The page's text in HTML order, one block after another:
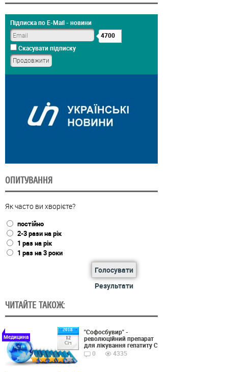
Підписка по E-Mail - новини
4700
Скасувати підписку
ОПИТУВАННЯ
Як часто ви хворієте?
постійно
2-3 рази на рік
1 раз на рік
1 раз на 3 роки
Голосувати
Результати
ЧИТАЙТЕ ТАКОЖ:
2018
12
Січ
Медицина
"Софосбувир" -
революційний препарат
для лікування гепатиту С
0
4335